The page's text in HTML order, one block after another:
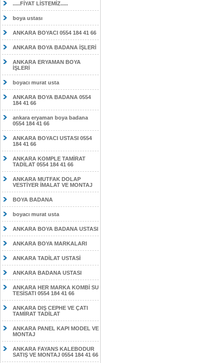
.....FİYAT LİSTEMİZ.....
boya ustası
ANKARA BOYACI 0554 184 41 66
ANKARA BOYA BADANA İŞLERİ
ANKARA ERYAMAN BOYA
İŞLERİ
boyacı murat usta
ANKARA BOYA BADANA 0554
184 41 66
ankara eryaman boya badana
0554 184 41 66
ANKARA BOYACI USTASI 0554
184 41 66
ANKARA KOMPLE TAMİRAT
TADİLAT 0554 184 41 66
ANKARA MUTFAK DOLAP
VESTİYER İMALAT VE MONTAJ
BOYA BADANA
boyacı murat usta
ANKARA BOYA BADANA USTASI
ANKARA BOYA MARKALARI
ANKARA TADİLAT USTASİ
ANKARA BADANA USTASI
ANKARA HER MARKA KOMBİ SU
TESİSATI 0554 184 41 66
ANKARA DIŞ CEPHE VE ÇATI
TAMİRAT TADİLAT
ANKARA PANEL KAPI MODEL VE
MONTAJ
ANKARA FAYANS KALEBODUR
SATIŞ VE MONTAJ 0554 184 41 66